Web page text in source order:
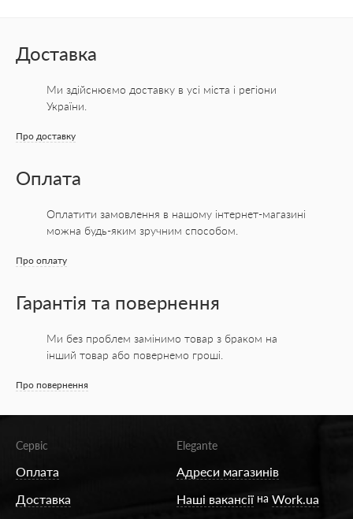
Доставка
Ми здійснюємо доставку в усі міста і регіони
України.
Про доставку
Оплата
Оплатити замовлення в нашому інтернет-магазині
можна будь-яким зручним способом.
Про оплату
Гарантія та повернення
Ми без проблем замінимо товар з браком на
інший товар або повернемо гроші.
Про повернення
Сервіс
Оплата
Доставка
Elegante
Адреси магазинів
Наші вакансії на Work.ua